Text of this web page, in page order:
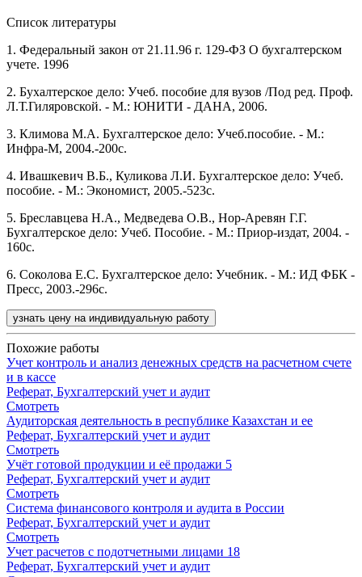
Список литературы
1. Федеральный закон от 21.11.96 г. 129-ФЗ О бухгалтерском
учете. 1996
2. Бухалтерское дело: Учеб. пособие для вузов /Под ред. Проф.
Л.Т.Гиляровской. - М.: ЮНИТИ - ДАНА, 2006.
3. Климова М.А. Бухгалтерское дело: Учеб.пособие. - М.:
Инфра-М, 2004.-200с.
4. Ивашкевич В.Б., Куликова Л.И. Бухгалтерское дело: Учеб.
пособие. - М.: Экономист, 2005.-523с.
5. Бреславцева Н.А., Медведева О.В., Нор-Аревян Г.Г.
Бухгалтерское дело: Учеб. Пособие. - М.: Приор-издат, 2004. -
160с.
6. Соколова Е.С. Бухгалтерское дело: Учебник. - М.: ИД ФБК -
Пресс, 2003.-296с.
узнать цену на индивидуальную работу
Похожие работы
Учет контроль и анализ денежных средств на расчетном счете
и в кассе
Реферат, Бухгалтерский учет и аудит
Смотреть
Аудиторская деятельность в республике Казахстан и ее
Реферат, Бухгалтерский учет и аудит
Смотреть
Учёт готовой продукции и её продажи 5
Реферат, Бухгалтерский учет и аудит
Смотреть
Система финансового контроля и аудита в России
Реферат, Бухгалтерский учет и аудит
Смотреть
Учет расчетов с подотчетными лицами 18
Реферат, Бухгалтерский учет и аудит